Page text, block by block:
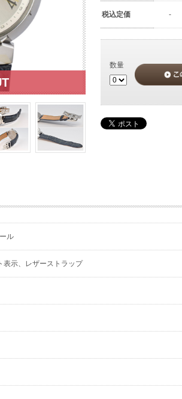
税込定価 -
数量
ル
表示、レザーストラップ